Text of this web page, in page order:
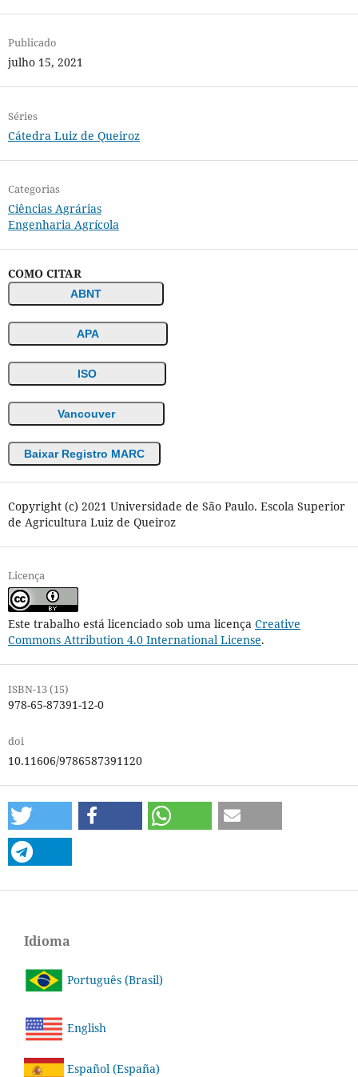
Publicado
julho 15, 2021
Séries
Cátedra Luiz de Queiroz
Categorias
Ciências Agrárias
Engenharia Agrícola
COMO CITAR
ABNT
APA
ISO
Vancouver
Baixar Registro MARC
Copyright (c) 2021 Universidade de São Paulo. Escola Superior
de Agricultura Luiz de Queiroz
Licença
Este trabalho está licenciado sob uma licença Creative
Commons Attribution 4.0 International License.
ISBN-13 (15)
978-65-87391-12-0
doi
10.11606/9786587391120
Idioma
Português (Brasil)
English
Español (España)